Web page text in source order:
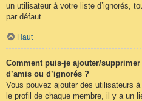
un utilisateur à votre liste d’ignorés,
par défaut.
Haut
Comment puis-je ajouter/
d’amis ou d’ignorés ?
Vous pouvez ajouter des utilisateurs
le profil de chaque membre, il y a un